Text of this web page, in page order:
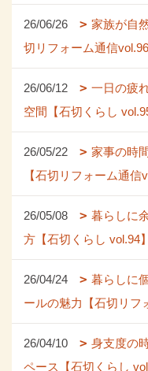
26/06/26
家族が自
切リフォーム通信vol.96
26/06/12
一日の疲
空間【石切くらし
26/05/22
家事の時
【石切リフォーム通信
26/05/08
暮らしに
方【石切くらし vol.94】
26/04/24
暮らしに
ールの魅力【石切リフ
26/04/10
身支度の
ペース【石切くらし